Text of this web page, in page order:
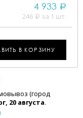
4 933 a
246 a за 1 шт.
В КОРЗИНУ
(город
20 августа.